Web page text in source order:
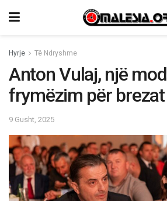
Hyrje Të Ndryshme
Anton Vulaj, një
frymëzim për
9 Gusht, 2025